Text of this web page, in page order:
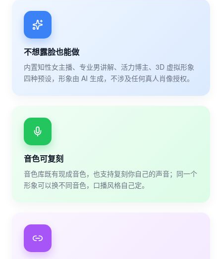
不想露脸也能做
内置知性女主播、专业男讲解、活力博主、3D 虚拟形象
四种预设，形象由 AI 生成，不涉及任何真人肖像授权。
音色可复刻
音色库既有现成音色，也支持复刻你自己的声音；同一个
形象可以换不同音色，口播风格自己定。